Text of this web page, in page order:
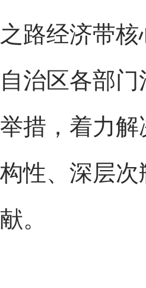
之路经济带
自治区各部
举措，着力
构性、深层次
献。